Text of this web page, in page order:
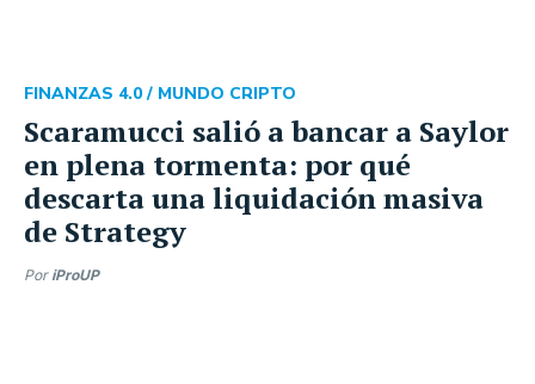
Scaramucci salió a bancar a Saylor
en plena tormenta: por qué
descarta una liquidación masiva
de Strategy
FINANZAS 4.0 / MUNDO CRIPTO
Por iProUP